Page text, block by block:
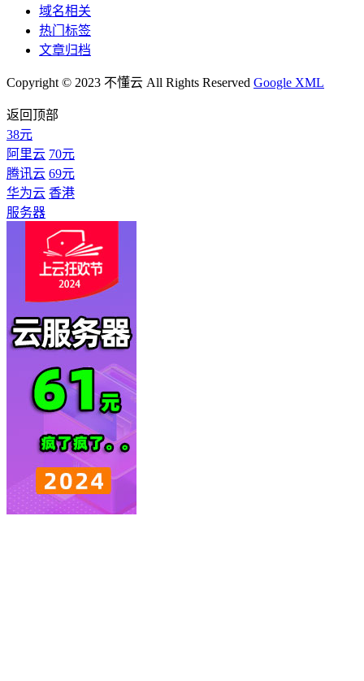
域名相关
热门标签
文章归档
Copyright © 2023 不懂云 All Rights Reserved Google XML
返回顶部
38元
阿里云 70元
腾讯云 69元
华为云 香港
服务器